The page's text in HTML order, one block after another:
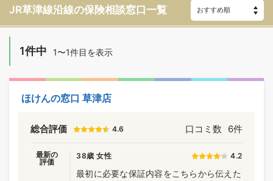
JR草津線沿線の保険相談窓口一覧
1件中 1〜1件目を表示
ほけんの窓口 草津店
総合評価 4.6 口コミ数 6件
最新の
評価
38歳 女性 4.2
最初に必要な保証内容をこちらから伝えた